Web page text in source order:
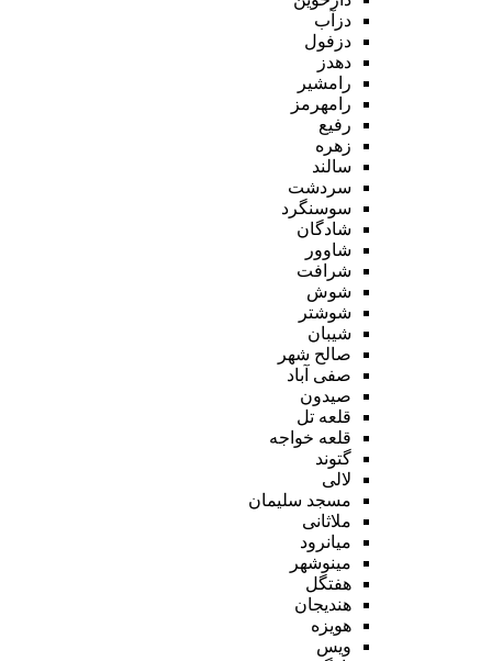
دزآب
دزفول
دهدز
رامشیر
رامهرمز
رفیع
زهره
سالند
سردشت
سوسنگرد
شادگان
شاوور
شرافت
شوش
شوشتر
شیبان
صالح شهر
صفی آباد
صیدون
قلعه تل
قلعه خواجه
گتوند
لالی
مسجد سلیمان
ملاثانی
میانرود
مینوشهر
هفتگل
هندیجان
هویزه
ویس